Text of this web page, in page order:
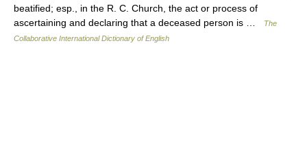
beatified; esp., in the R. C. Church, the act or process of
ascertaining and declaring that a deceased person is …
The
Collaborative International Dictionary of English